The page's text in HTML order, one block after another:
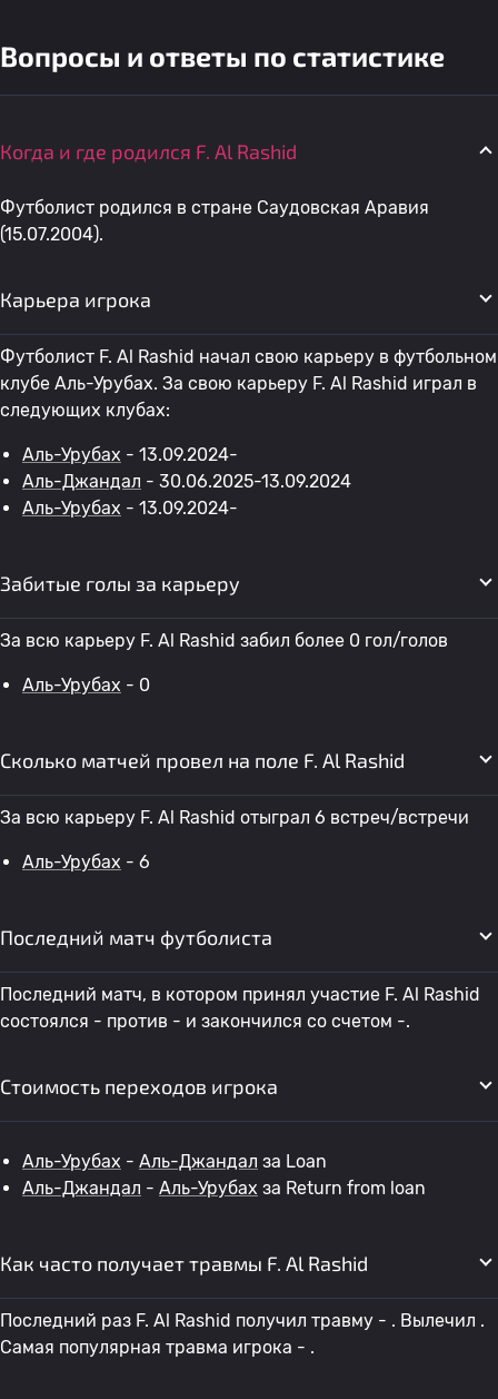
Вопросы и ответы по статистике
Когда и где родился F. Al Rashid
Футболист родился в стране Саудовская Аравия
(15.07.2004).
Карьера игрока
Футболист F. Al Rashid начал свою карьеру в футбольном
клубе Аль-Урубах. За свою карьеру F. Al Rashid играл в
следующих клубах:
Аль-Урубах - 13.09.2024-
Аль-Джандал - 30.06.2025-13.09.2024
Аль-Урубах - 13.09.2024-
Забитые голы за карьеру
За всю карьеру F. Al Rashid забил более 0 гол/голов
Аль-Урубах - 0
Сколько матчей провел на поле F. Al Rashid
За всю карьеру F. Al Rashid отыграл 6 встреч/встречи
Аль-Урубах - 6
Последний матч футболиста
Последний матч, в котором принял участие F. Al Rashid
состоялся - против - и закончился со счетом -.
Стоимость переходов игрока
Аль-Урубах - Аль-Джандал за Loan
Аль-Джандал - Аль-Урубах за Return from loan
Как часто получает травмы F. Al Rashid
Последний раз F. Al Rashid получил травму - . Вылечил .
Самая популярная травма игрока - .